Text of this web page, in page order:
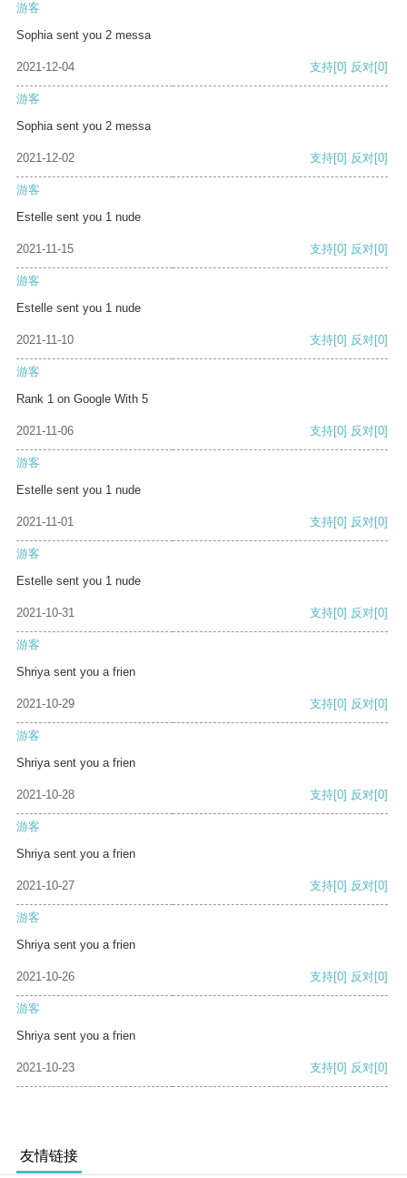
游客
Sophia sent you 2 messa
2021-12-04 支持[0] 反对[0]
游客
Sophia sent you 2 messa
2021-12-02 支持[0] 反对[0]
游客
Estelle sent you 1 nude
2021-11-15 支持[0] 反对[0]
游客
Estelle sent you 1 nude
2021-11-10 支持[0] 反对[0]
游客
Rank 1 on Google With 5
2021-11-06 支持[0] 反对[0]
游客
Estelle sent you 1 nude
2021-11-01 支持[0] 反对[0]
游客
Estelle sent you 1 nude
2021-10-31 支持[0] 反对[0]
游客
Shriya sent you a frien
2021-10-29 支持[0] 反对[0]
游客
Shriya sent you a frien
2021-10-28 支持[0] 反对[0]
游客
Shriya sent you a frien
2021-10-27 支持[0] 反对[0]
游客
Shriya sent you a frien
2021-10-26 支持[0] 反对[0]
游客
Shriya sent you a frien
2021-10-23 支持[0] 反对[0]
友情链接